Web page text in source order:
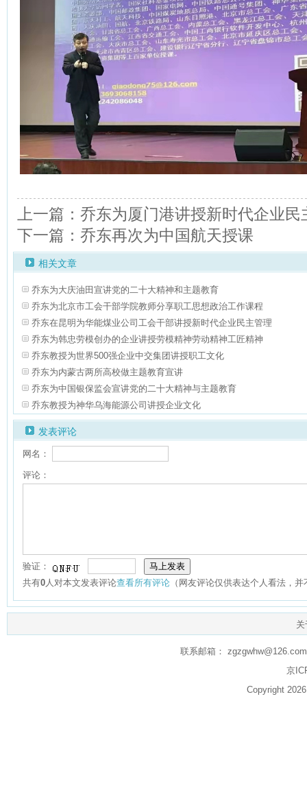
上一篇：乔东为厦门港讲授新时代企业民
下一篇：乔东再次为中国航天授课
相关文章
乔东为大庆油田宣讲党的二十大精神和主题教育
乔东为北京市工会干部学院教师分享职工思想政治工作课程
乔东在昆明为华能煤业公司工会干部讲授新时代企业民主管理
乔东为韩忠劳模创办的企业讲授劳模精神劳动精神工匠精神
乔东教授为世界500强企业中交集团讲授职工文化
乔东为内蒙古两所高校做主题教育宣讲
乔东为中国银保监会宣讲党的二十大精神与主题教育
乔东教授为神华乌海能源公司讲授企业文化
发表评论
网名：
评论：
验证：
共有0人对本文发表评论查看所有评论 （网友评论仅供表达个人看法，
联系邮箱：
京
Copyright